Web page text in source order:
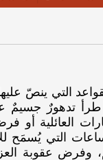
التي ينصّ
طرأ تدهورٌ
العائلية
الساعات التي
وفرض عقوبة